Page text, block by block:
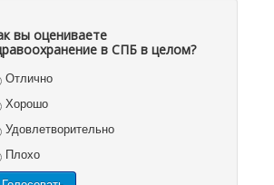
вы оцениваете
в СПБ в целом?
Отлично
Хорошо
Удовлетворительно
Плохо